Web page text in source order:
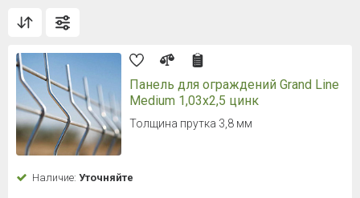
Панель для ограждений Grand Line
Medium 1,03x2,5 цинк
Толщина прутка 3,8 мм
Наличие: Уточняйте